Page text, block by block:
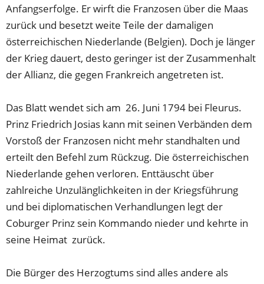
Anfangserfolge. Er wirft die Franzosen über die Maas
zurück und besetzt weite Teile der damaligen
österreichischen Niederlande (Belgien). Doch je länger
der Krieg dauert, desto geringer ist der Zusammenhalt
der Allianz, die gegen Frankreich angetreten ist.
Das Blatt wendet sich am 26. Juni 1794 bei Fleurus.
Prinz Friedrich Josias kann mit seinen Verbänden dem
Vorstoß der Franzosen nicht mehr standhalten und
erteilt den Befehl zum Rückzug. Die österreichischen
Niederlande gehen verloren. Enttäuscht über
zahlreiche Unzulänglichkeiten in der Kriegsführung
und bei diplomatischen Verhandlungen legt der
Coburger Prinz sein Kommando nieder und kehrte in
seine Heimat zurück.
Die Bürger des Herzogtums sind alles andere als